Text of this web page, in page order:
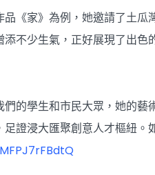
《家》為例，她邀請了土
不少生氣，正好展現了出色
的學生和市民大眾，她的
證浸大匯聚創意人才樞紐。